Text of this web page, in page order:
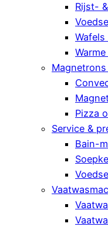
Rijst-
Wafels
Pizza
Service &
Bain-